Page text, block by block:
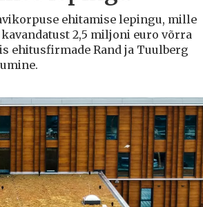
ehitamise lepingu, mille
2,5 miljoni euro võrra
ehitusfirmade Rand ja Tuulberg